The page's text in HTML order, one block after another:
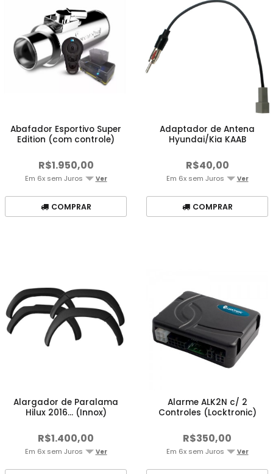
Abafador Esportivo Super
Edition (com controle)
R$1.950,00
Em 6x sem Juros Ver
COMPRAR
Adaptador de Antena
Hyundai/Kia KAAB
R$40,00
Em 6x sem Juros Ver
COMPRAR
Alargador de Paralama
Hilux 2016... (Innox)
R$1.400,00
Em 6x sem Juros Ver
Alarme ALK2N c/ 2
Controles (Locktronic)
R$350,00
Em 6x sem Juros Ver